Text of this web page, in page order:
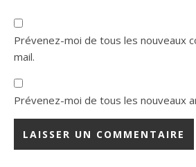
Prévenez-moi de tous les nouveaux
mail.
Prévenez-moi de tous les nouveaux